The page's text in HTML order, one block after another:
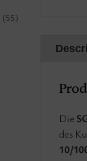
(55)
Die
des
10/